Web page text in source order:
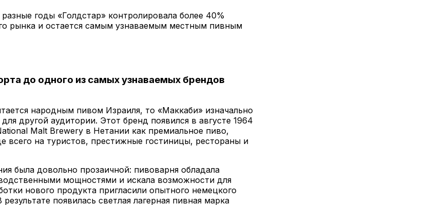
годы «Голдстар» контролировала более 40%
рынка и остается самым узнаваемым местным пивным
до одного из самых узнаваемых брендов
народным пивом Израиля, то «Маккаби» изначально
другой аудитории. Этот бренд появился в августе 1964
Malt Brewery в Нетании как премиальное пиво,
всего на туристов, престижные гостиницы, рестораны и
была довольно прозаичной: пивоварня обладала
мощностями и искала возможности для
нового продукта пригласили опытного немецкого
появилась светлая лагерная пивная марка